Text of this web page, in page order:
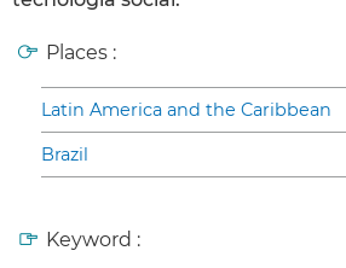
Places :
Latin America and the Caribbean
Brazil
Keyword :